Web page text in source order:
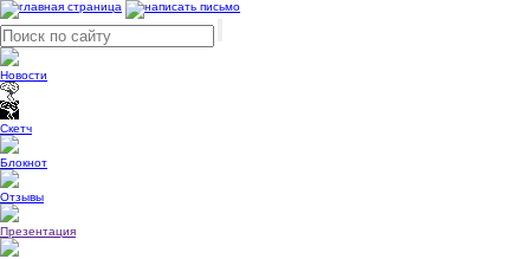
Новости
Скетч
Блокнот
Отзывы
Презентация